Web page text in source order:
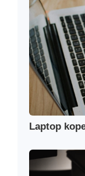
Laptop